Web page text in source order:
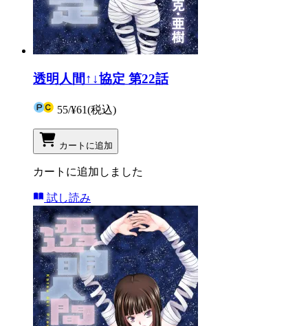
透明人間↑↓協定 第22話
55/¥61(税込)
カートに追加
カートに追加しました
試し読み